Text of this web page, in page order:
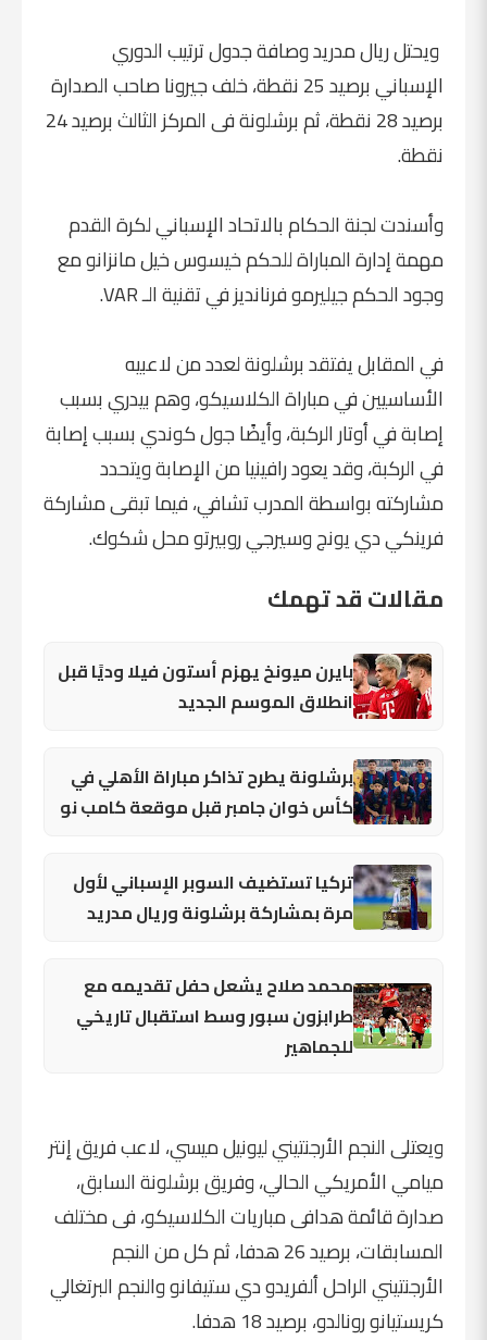
ويحتل ريال مدريد وصافة جدول ترتيب الدوري
الإسباني برصيد 25 نقطة، خلف جيرونا صاحب الصدارة
برصيد 28 نقطة، ثم برشلونة فى المركز الثالث برصيد 24
نقطة.
وأسندت لجنة الحكام بالاتحاد الإسباني لكرة القدم
مهمة إدارة المباراة للحكم خيسوس خيل مانزانو مع
وجود الحكم جيليرمو فرنانديز في تقنية الـ VAR.
في المقابل يفتقد برشلونة لعدد من لاعبيه
الأساسيين في مباراة الكلاسيكو، وهم بيدري بسبب
إصابة في أوتار الركبة، وأيضًا جول كوندي بسبب إصابة
في الركبة، وقد يعود رافينيا من الإصابة ويتحدد
مشاركته بواسطة المدرب تشافي، فيما تبقى مشاركة
فرينكي دي يونج وسيرجي روبيرتو محل شكوك.
مقالات قد تهمك
بايرن ميونخ يهزم أستون فيلا وديًا قبل
انطلاق الموسم الجديد
برشلونة يطرح تذاكر مباراة الأهلي في
كأس خوان جامبر قبل موقعة كامب نو
تركيا تستضيف السوبر الإسباني لأول
مرة بمشاركة برشلونة وريال مدريد
محمد صلاح يشعل حفل تقديمه مع
طرابزون سبور وسط استقبال تاريخي
للجماهير
ويعتلى النجم الأرجنتيني ليونيل ميسي، لاعب فريق إنتر
ميامي الأمريكي الحالي، وفريق برشلونة السابق،
صدارة قائمة هدافى مباريات الكلاسيكو، فى مختلف
المسابقات، برصيد 26 هدفا، ثم كل من النجم
الأرجنتيني الراحل ألفريدو دي ستيفانو والنجم البرتغالي
كريستيانو رونالدو، برصيد 18 هدفا.